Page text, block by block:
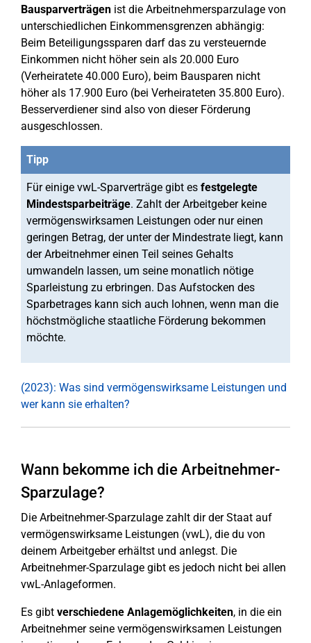
Bausparverträgen ist die Arbeitnehmersparzulage von
unterschiedlichen Einkommensgrenzen abhängig:
Beim Beteiligungssparen darf das zu versteuernde
Einkommen nicht höher sein als 20.000 Euro
(Verheiratete 40.000 Euro), beim Bausparen nicht
höher als 17.900 Euro (bei Verheirateten 35.800 Euro).
Besserverdiener sind also von dieser Förderung
ausgeschlossen.
Tipp
Für einige vwL-Sparverträge gibt es festgelegte
Mindestsparbeiträge. Zahlt der Arbeitgeber keine
vermögenswirksamen Leistungen oder nur einen
geringen Betrag, der unter der Mindestrate liegt, kann
der Arbeitnehmer einen Teil seines Gehalts
umwandeln lassen, um seine monatlich nötige
Sparleistung zu erbringen. Das Aufstocken des
Sparbetrages kann sich auch lohnen, wenn man die
höchstmögliche staatliche Förderung bekommen
möchte.
(2023): Was sind vermögenswirksame Leistungen und
wer kann sie erhalten?
Wann bekomme ich die Arbeitnehmer-
Sparzulage?
Die Arbeitnehmer-Sparzulage zahlt dir der Staat auf
vermögenswirksame Leistungen (vwL), die du von
deinem Arbeitgeber erhältst und anlegst. Die
Arbeitnehmer-Sparzulage gibt es jedoch nicht bei allen
vwL-Anlageformen.
Es gibt verschiedene Anlagemöglichkeiten, in die ein
Arbeitnehmer seine vermögenswirksamen Leistungen